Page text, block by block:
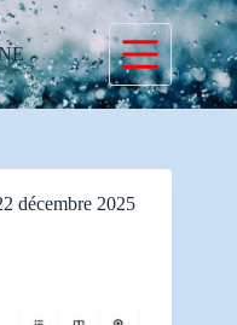
décembre 2025